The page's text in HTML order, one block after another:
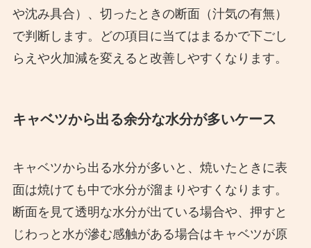
や沈み具合）、切ったときの断面（汁気の有無）
で判断します。どの項目に当てはまるかで下ごし
らえや火加減を変えると改善しやすくなります。
キャベツから出る余分な水分が多いケース
キャベツから出る水分が多いと、焼いたときに表
面は焼けても中で水分が溜まりやすくなります。
断面を見て透明な水分が出ている場合や、押すと
じわっと水が滲む感触がある場合はキャベツが原